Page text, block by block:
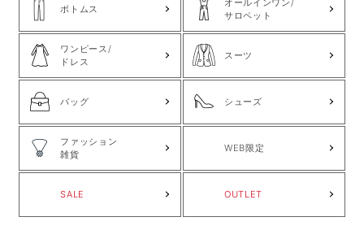
ボトムス
オールインワン/
サロペット
ワンピース/
ドレス
スーツ
バッグ シューズ
ファッション
雑貨
WEB限定
SALE OUTLET